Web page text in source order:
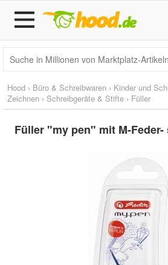
Hood › Büro & Schreibwaren › Kinder und
Zeichnen › Schreibgeräte & Stifte › Füller
Füller "my pen" mit M-